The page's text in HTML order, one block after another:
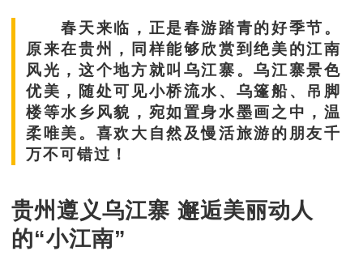
春天来临，正是春游踏青的好季节。
原来在贵州，同样能够欣赏到绝美的江南
风光，这个地方就叫乌江寨。乌江寨景色
优美，随处可见小桥流水、乌篷船、吊脚
楼等水乡风貌，宛如置身水墨画之中，温
柔唯美。喜欢大自然及慢活旅游的朋友千
万不可错过！
贵州遵义乌江寨 邂逅美丽动人
的“小江南”